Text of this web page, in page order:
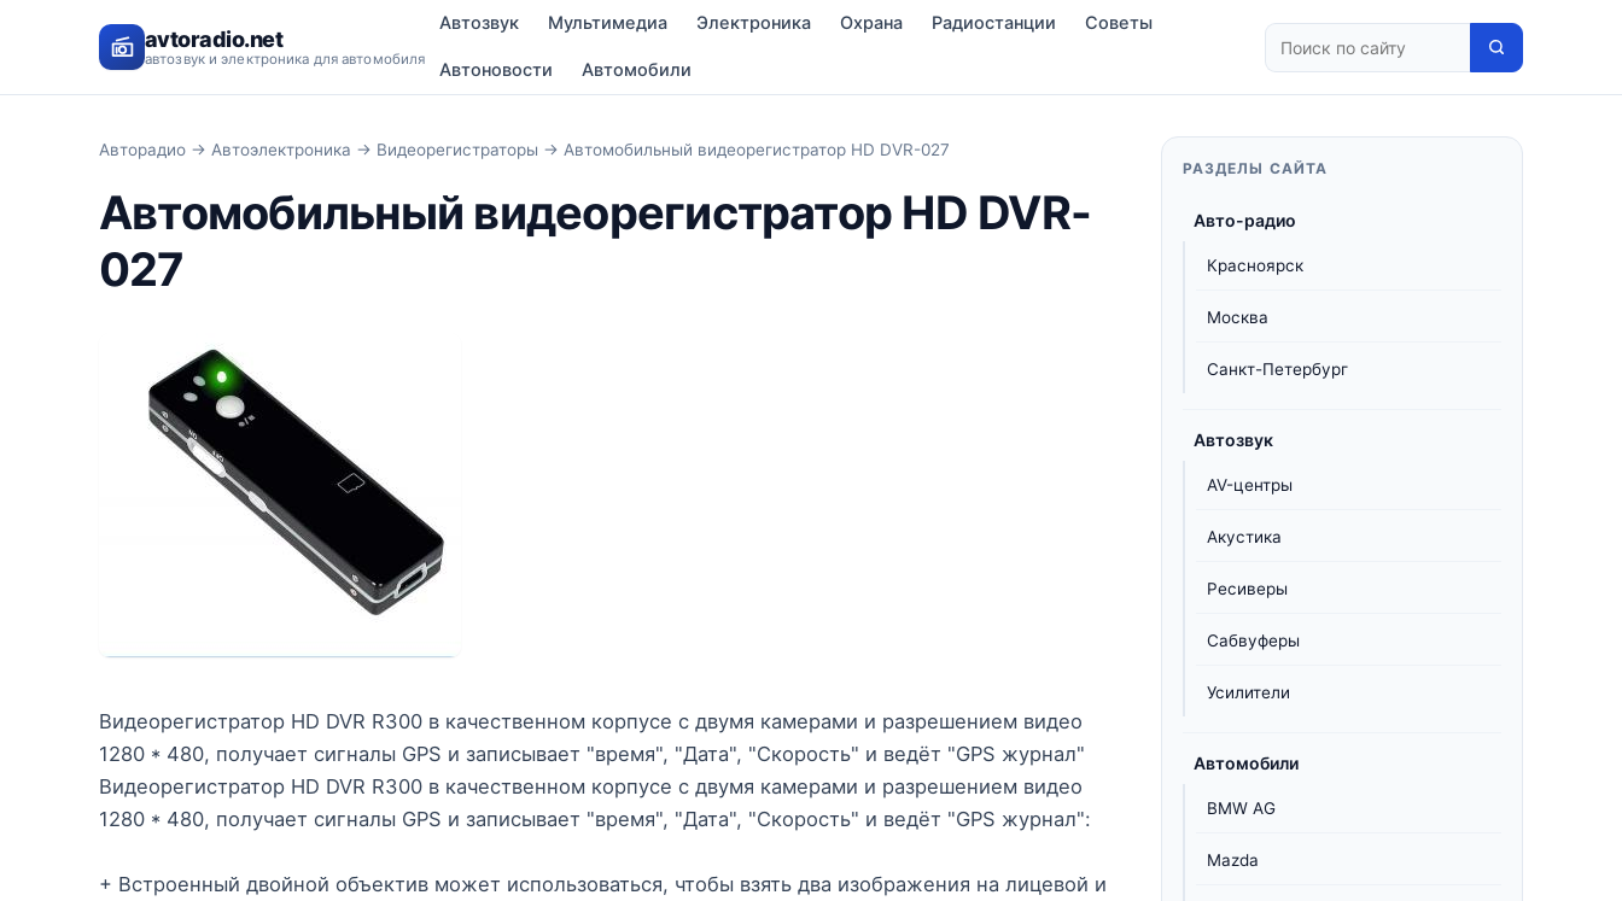
avtoradio.net
автозвук и электроника для автомобиля
Автозвук Мультимедиа Электроника Охрана Радиостанции Советы
Автоновости Автомобили
Авторадио → Автоэлектроника → Видеорегистраторы → Автомобильный видеорегистратор HD DVR-027
Автомобильный видеорегистратор HD DVR-
027
Видеорегистратор HD DVR R300 в качественном корпусе с двумя камерами и разрешением видео
1280 * 480, получает сигналы GPS и записывает "время", "Дата", "Скорость" и ведёт "GPS журнал"
Видеорегистратор HD DVR R300 в качественном корпусе с двумя камерами и разрешением видео
1280 * 480, получает сигналы GPS и записывает "время", "Дата", "Скорость" и ведёт "GPS журнал":
+ Встроенный двойной объектив может использоваться, чтобы взять два изображения на лицевой и
РАЗДЕЛЫ САЙТА
Авто-радио
Красноярск
Москва
Санкт-Петербург
Автозвук
AV-центры
Акустика
Ресиверы
Сабвуферы
Усилители
Автомобили
BMW AG
Mazda